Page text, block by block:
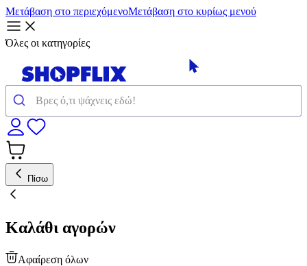
Μετάβαση στο περιεχόμενοΜετάβαση στο κυρίως μενού
Όλες οι κατηγορίες
Πίσω
Καλάθι αγορών
Αφαίρεση όλων